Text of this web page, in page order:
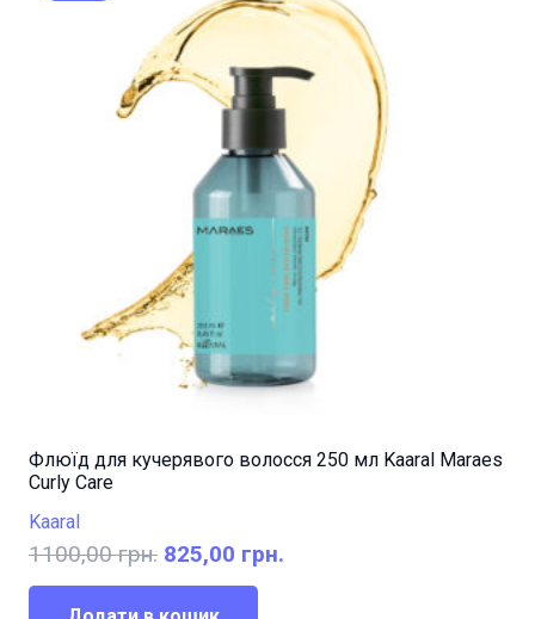
Флюїд для кучерявого волосся 250 мл Kaaral Maraes
Curly Care
Kaaral
1100,00грн. Оригінальна
ціна:
825,00 грн.